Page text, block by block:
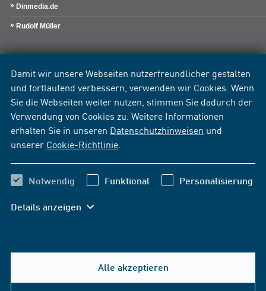
Damit wir unsere Webseiten nutzerfreundlicher gestalten
und fortlaufend verbessern, verwenden wir Cookies. Wenn
Sie die Webseiten weiter nutzen, stimmen Sie dadurch der
Verwendung von Cookies zu. Weitere Informationen
erhalten Sie in unseren Datenschutzhinweisen und
unserer Cookie-Richtlinie
Notwendig Funktional Personalisierung
Details anzeigen
Alle akzeptieren
Dinmedia.de
Rudolf Müller
Hilfe & Kontakt